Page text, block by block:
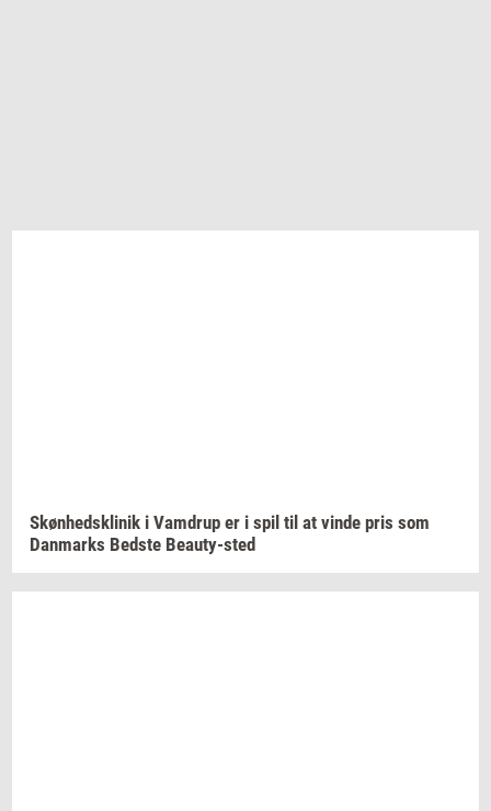
Skøn­heds­kli­nik i Vam­d­rup er i spil til at vinde pris som
Dan­marks Bed­ste Beauty-​sted